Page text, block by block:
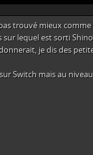
trouvé mieux
lequel est sorti
je dis des
Switch mais au